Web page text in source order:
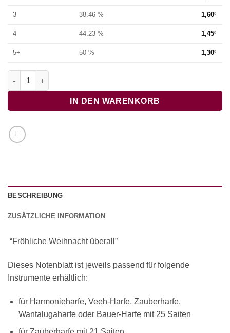
3 38.46 % 1,60€
4 44.23 % 1,45€
5+ 50 % 1,30€
Fröhliche Weihnacht überall Menge
IN DEN WARENKORB
BESCHREIBUNG
ZUSÄTZLICHE INFORMATION
“Fröhliche Weihnacht überall”
Dieses Notenblatt ist jeweils passend für folgende
Instrumente erhältlich:
für Harmonieharfe, Veeh-Harfe, Zauberharfe,
Wantalugaharfe oder Bauer-Harfe mit 25 Saiten